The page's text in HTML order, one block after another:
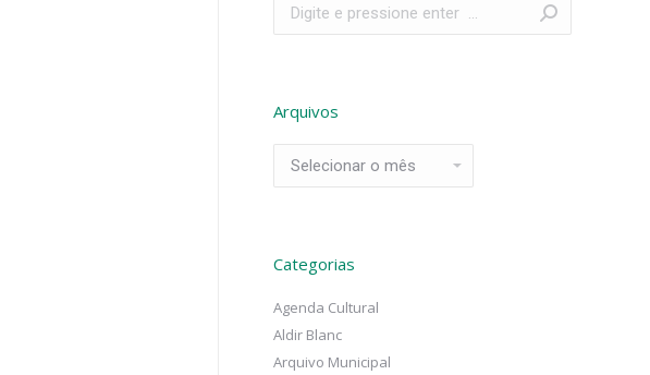
Arquivos
Categorias
Agenda Cultural
Aldir Blanc
Arquivo Municipal